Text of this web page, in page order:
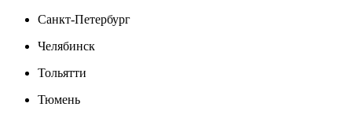
Санкт-Петербург
Челябинск
Тольятти
Тюмень